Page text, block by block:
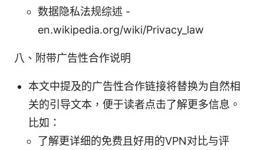
数据隐私法规综述 -
en.wikipedia.org/wiki/Privacy_law
八、附带广告性合作说明
本文中提及的广告性合作链接将替换为自然相
关的引导文本，便于读者点击了解更多信息。
比如：
了解更详细的免费且好用的VPN对比与评